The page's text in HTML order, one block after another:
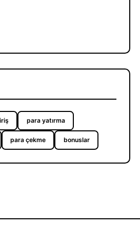
para yatırma
para çekme bonuslar